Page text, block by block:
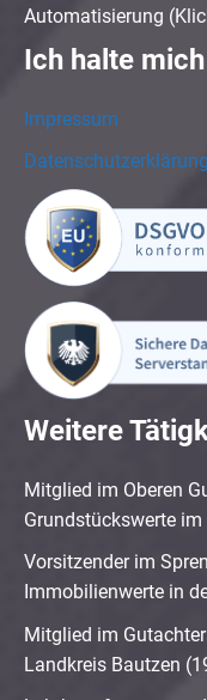
Automatisierung
Ich halte
Impressum
Datenschutzerklärung
Weitere
Mitglied im Oberen
Grundstückswerte
Vorsitzender im
Immobilienwerte in
Mitglied im
Landkreis Bautzen